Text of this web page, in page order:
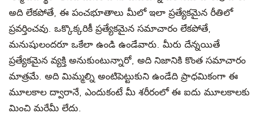
అది లేకపోతే, ఈ పంచభూతాలు మీలో ఇలా ప్రత్యేకమైన రీతిలో
ప్రవర్తించవు. ఒక్కొక్కరికీ ప్రత్యేకమైన సమాచారం లేకపోతే,
మనుషులందరూ ఒకేలా ఉండి ఉండేవారు. మీరు దేన్నయితే
ప్రత్యేకమైన వ్యక్తి అనుకుంటున్నారో, అది నిజానికి కొంత సమాచారం
మాత్రమే. అది మిమ్మల్ని అంటిపెట్టుకుని ఉండేది ప్రాధమికంగా ఈ
మూలకాల ద్వారానే, ఎందుకంటే మీ శరీరంలో ఈ ఐదు మూలకాలకు
మించి మరేమీ లేదు.